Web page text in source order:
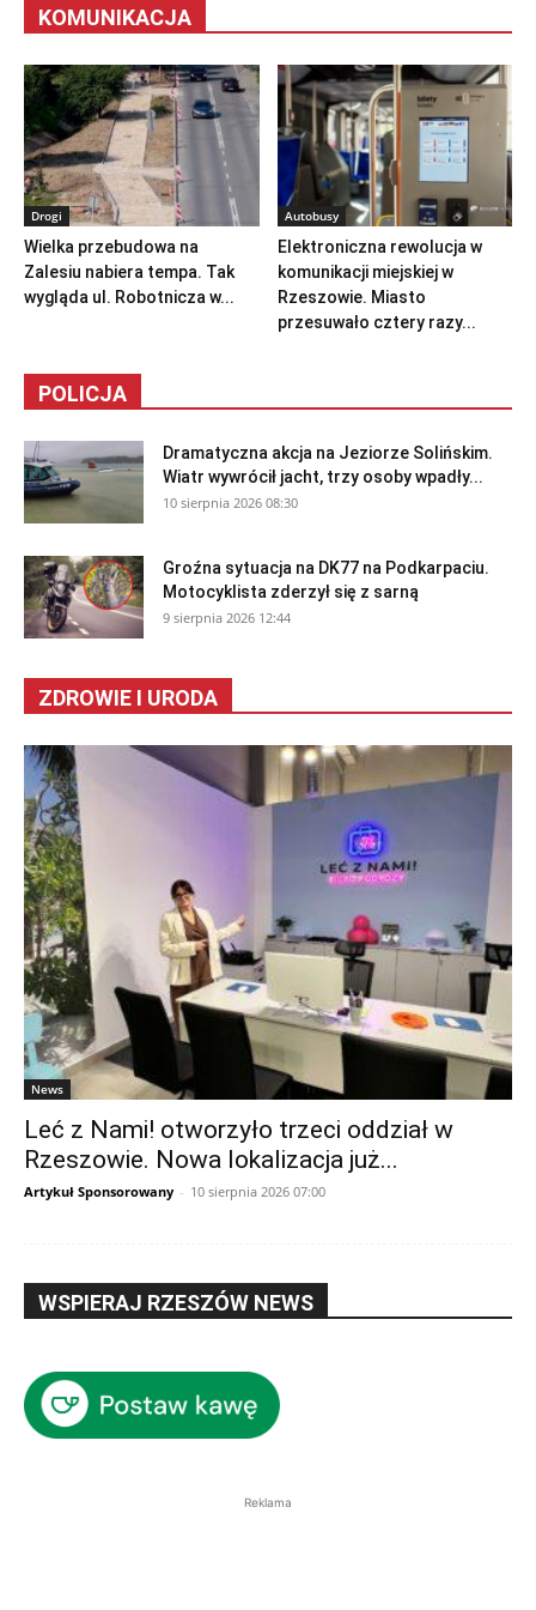
KOMUNIKACJA
Drogi
Wielka przebudowa na
Zalesiu nabiera tempa. Tak
wygląda ul. Robotnicza w...
Autobusy
Elektroniczna rewolucja w
komunikacji miejskiej w
Rzeszowie. Miasto
przesuwało cztery razy...
POLICJA
Dramatyczna akcja na Jeziorze Solińskim.
Wiatr wywrócił jacht, trzy osoby wpadły...
10 sierpnia 2026 08:30
Groźna sytuacja na DK77 na Podkarpaciu.
Motocyklista zderzył się z sarną
9 sierpnia 2026 12:44
ZDROWIE I URODA
News
Leć z Nami! otworzyło trzeci oddział w
Rzeszowie. Nowa lokalizacja już...
Artykuł Sponsorowany - 10 sierpnia 2026 07:00
WSPIERAJ RZESZÓW NEWS
Reklama